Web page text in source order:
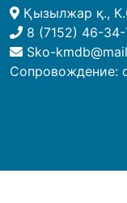
Қызылжар қ.,
8 (7152) 46-
Sko-
Сопровождение: